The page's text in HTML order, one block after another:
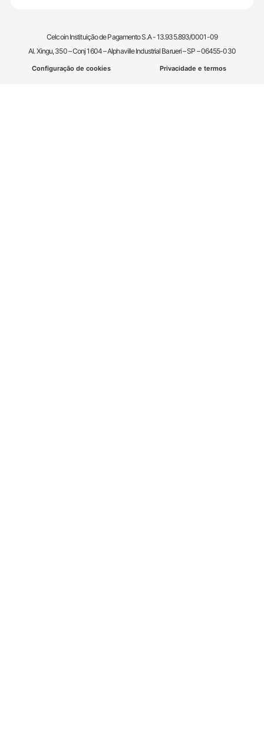
Celcoin Instituição de Pagamento S.A - 13.935.893/0001-09
Al. Xingu, 350 – Conj 1604 – Alphaville Industrial Barueri – SP – 06455-030
Configuração de cookies Privacidade e termos